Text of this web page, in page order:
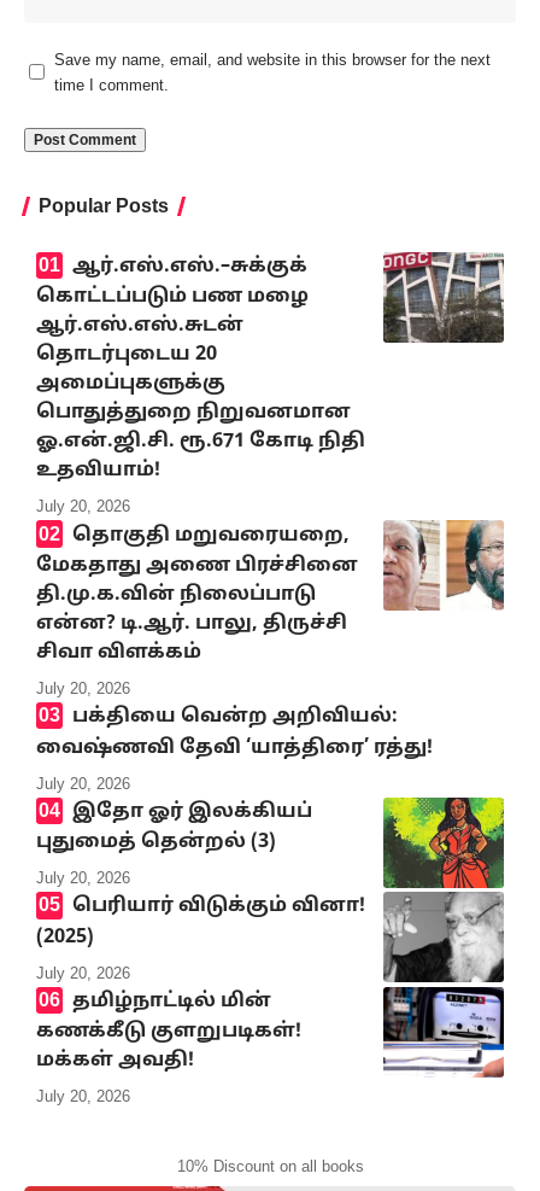
Save my name, email, and website in this browser for the next
time I comment.
Popular Posts
ஆர்.எஸ்.எஸ்.–சுக்குக்
கொட்டப்படும் பண மழை
ஆர்.எஸ்.எஸ்.சுடன்
தொடர்புடைய 20
அமைப்புகளுக்கு
பொதுத்துறை நிறுவனமான
ஓ.என்.ஜி.சி. ரூ.671 கோடி நிதி
உதவியாம்!
July 20, 2026
தொகுதி மறுவரையறை,
மேகதாது அணை பிரச்சினை
தி.மு.க.வின் நிலைப்பாடு
என்ன? டி.ஆர். பாலு, திருச்சி
சிவா விளக்கம்
July 20, 2026
பக்தியை வென்ற அறிவியல்:
வைஷ்ணவி தேவி ‘யாத்திரை’ ரத்து!
July 20, 2026
இதோ ஓர் இலக்கியப்
புதுமைத் தென்றல் (3)
July 20, 2026
பெரியார் விடுக்கும் வினா!
(2025)
July 20, 2026
தமிழ்நாட்டில் மின்
கணக்கீடு குளறுபடிகள்!
மக்கள் அவதி!
July 20, 2026
10% Discount on all books